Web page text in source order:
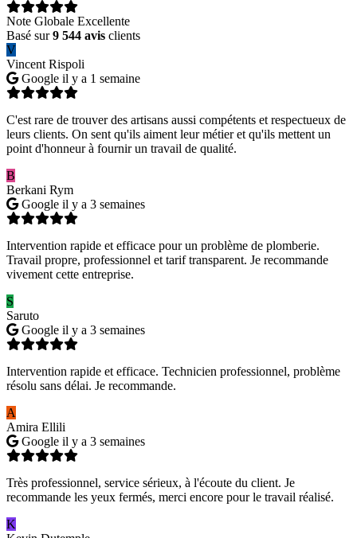
Note Globale Excellente
Basé sur9 544 avis clients
V
Vincent Rispoli
Google il y a 1 semaine
C'est rare de trouver des artisans aussi compétents et respectueux de
leurs clients. On sent qu'ils aiment leur métier et qu'ils mettent un
point d'honneur à fournir un travail de qualité.
B
Berkani Rym
Google il y a 3 semaines
Intervention rapide et efficace pour un problème de plomberie.
Travail propre, professionnel et tarif transparent. Je recommande
vivement cette entreprise.
S
Saruto
Google il y a 3 semaines
Intervention rapide et efficace. Technicien professionnel, problème
résolu sans délai. Je recommande.
A
Amira Ellili
Google il y a 3 semaines
Très professionnel, service sérieux, à l'écoute du client. Je
recommande les yeux fermés, merci encore pour le travail réalisé.
K